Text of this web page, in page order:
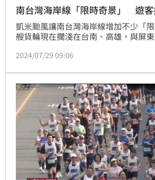
南台灣海岸線「限時奇景」 遊客
凱米颱風讓南台灣海岸線增加不少「
艘貨輪現在擱淺在台南、高雄，與屏
民眾來拍照朝聖。不過由於擔心漏油汙
2024/07/29 09:06